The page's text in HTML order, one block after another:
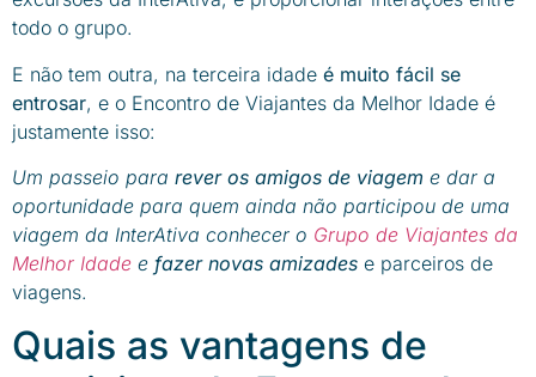
todo o grupo.
E não tem outra, na terceira idade é muito fácil se
entrosar, e o Encontro de Viajantes da Melhor Idade é
justamente isso:
Um passeio para rever os amigos de viagem e dar a
oportunidade para quem ainda não participou de uma
viagem da InterAtiva conhecer o Grupo de Viajantes da
Melhor Idade e fazer novas amizades e parceiros de
viagens.
Quais as vantagens de